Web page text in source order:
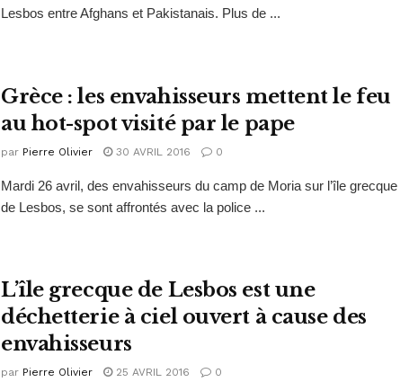
Lesbos entre Afghans et Pakistanais. Plus de ...
Grèce : les envahisseurs mettent le feu
au hot-spot visité par le pape
par Pierre Olivier 30 AVRIL 2016 0
Mardi 26 avril, des envahisseurs du camp de Moria sur l’île grecque
de Lesbos, se sont affrontés avec la police ...
L’île grecque de Lesbos est une
déchetterie à ciel ouvert à cause des
envahisseurs
par Pierre Olivier 25 AVRIL 2016 0